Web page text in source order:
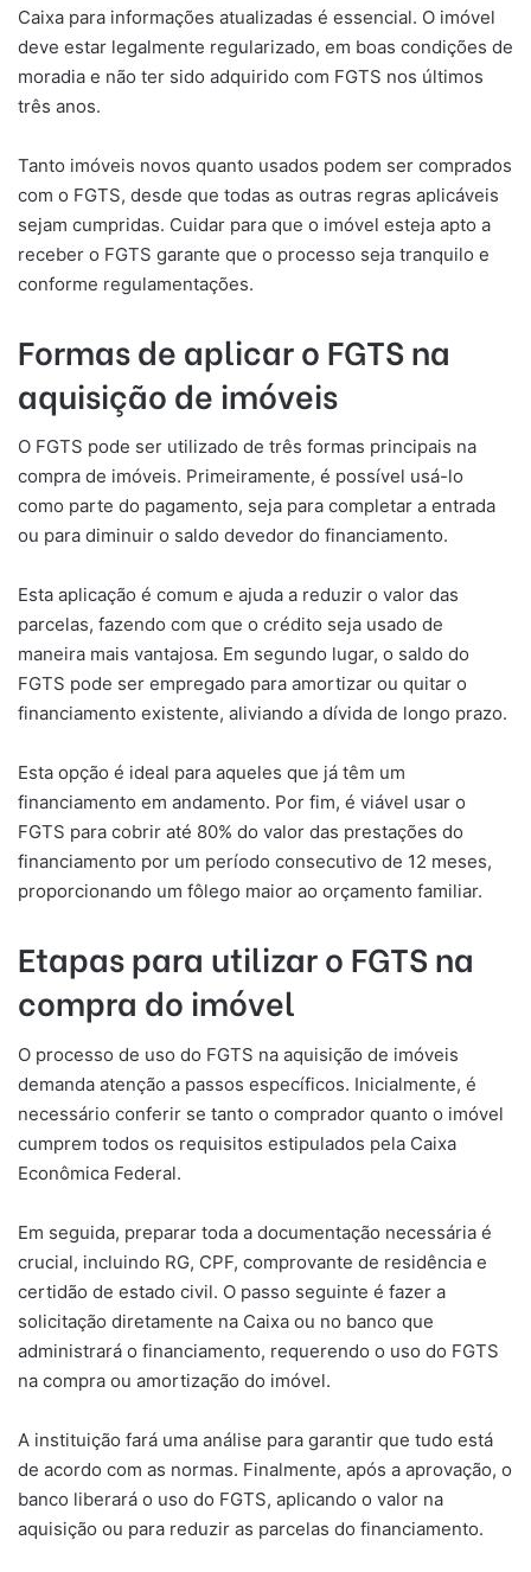
Caixa para informações atualizadas é essencial. O imóvel
deve estar legalmente regularizado, em boas condições de
moradia e não ter sido adquirido com FGTS nos últimos
três anos.
Tanto imóveis novos quanto usados podem ser comprados
com o FGTS, desde que todas as outras regras aplicáveis
sejam cumpridas. Cuidar para que o imóvel esteja apto a
receber o FGTS garante que o processo seja tranquilo e
conforme regulamentações.
Formas de aplicar o FGTS na
aquisição de imóveis
O FGTS pode ser utilizado de três formas principais na
compra de imóveis. Primeiramente, é possível usá-lo
como parte do pagamento, seja para completar a entrada
ou para diminuir o saldo devedor do financiamento.
Esta aplicação é comum e ajuda a reduzir o valor das
parcelas, fazendo com que o crédito seja usado de
maneira mais vantajosa. Em segundo lugar, o saldo do
FGTS pode ser empregado para amortizar ou quitar o
financiamento existente, aliviando a dívida de longo prazo.
Esta opção é ideal para aqueles que já têm um
financiamento em andamento. Por fim, é viável usar o
FGTS para cobrir até 80% do valor das prestações do
financiamento por um período consecutivo de 12 meses,
proporcionando um fôlego maior ao orçamento familiar.
Etapas para utilizar o FGTS na
compra do imóvel
O processo de uso do FGTS na aquisição de imóveis
demanda atenção a passos específicos. Inicialmente, é
necessário conferir se tanto o comprador quanto o imóvel
cumprem todos os requisitos estipulados pela Caixa
Econômica Federal.
Em seguida, preparar toda a documentação necessária é
crucial, incluindo RG, CPF, comprovante de residência e
certidão de estado civil. O passo seguinte é fazer a
solicitação diretamente na Caixa ou no banco que
administrará o financiamento, requerendo o uso do FGTS
na compra ou amortização do imóvel.
A instituição fará uma análise para garantir que tudo está
de acordo com as normas. Finalmente, após a aprovação, o
banco liberará o uso do FGTS, aplicando o valor na
aquisição ou para reduzir as parcelas do financiamento.